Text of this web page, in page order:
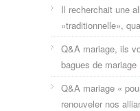
Il recherchait une
«traditionnelle»,
Q&A mariage, ils
bagues de mariage
Q&A mariage «
renouveler nos